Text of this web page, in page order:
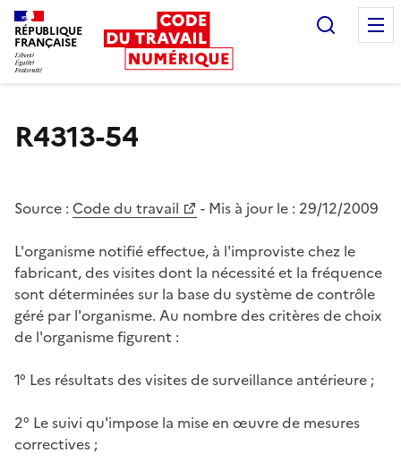
RÉPUBLIQUE
FRANÇAISE
R4313-54
Source : Code du travail - Mis à jour le : 29/12/2009
L'organisme notifié effectue, à l'improviste chez le
fabricant, des visites dont la nécessité et la fréquence
sont déterminées sur la base du système de contrôle
géré par l'organisme. Au nombre des critères de choix
de l'organisme figurent :
1° Les résultats des visites de surveillance antérieure ;
2° Le suivi qu'impose la mise en œuvre de mesures
correctives ;